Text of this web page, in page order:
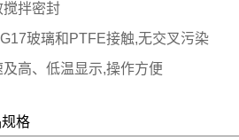
拌密封
玻璃和PTFE接触,无交叉污染
高、低温显示,操作方便
格